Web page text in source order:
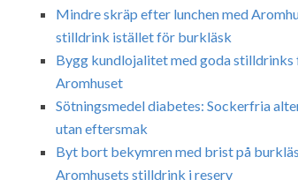
Mindre skräp efter lunchen med
stilldrink istället för burkläsk
Bygg kundlojalitet med goda stilldrinks
Aromhuset
Sötningsmedel diabetes: Sockerfria
utan eftersmak
Byt bort bekymren med brist på
Aromhusets stilldrink i reserv